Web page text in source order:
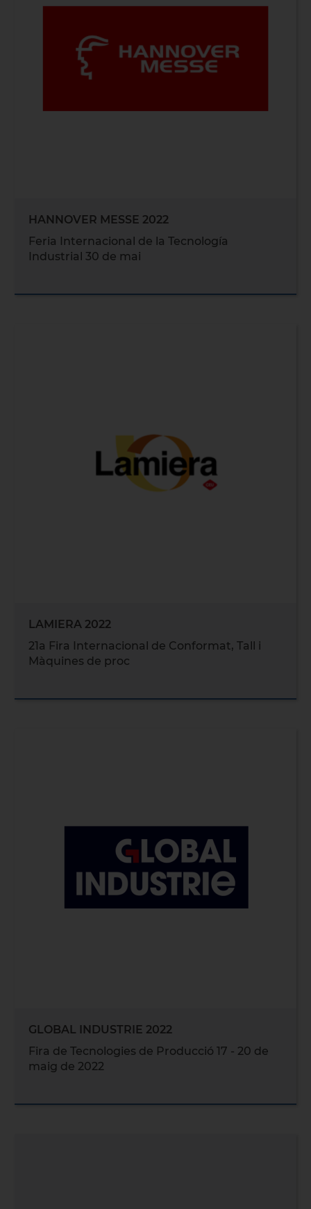
HANNOVER MESSE 2022
Feria Internacional de la Tecnología
Industrial 30 de mai
LAMIERA 2022
21a Fira Internacional de Conformat, Tall i
Màquines de proc
GLOBAL INDUSTRIE 2022
Fira de Tecnologies de Producció 17 - 20 de
maig de 2022